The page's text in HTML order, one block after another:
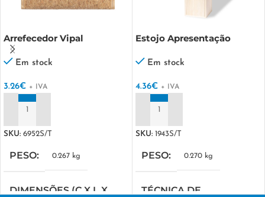
Arrefecedor Vipal
Em stock
3.26€ + IVA
SKU: 6952S/T
PESO 0.267 kg
DIMENSÕES (C X L X
Estojo Apresentação
Em stock
4.36€ + IVA
SKU: 1943S/T
PESO 0.270 kg
TÉCNICA DE